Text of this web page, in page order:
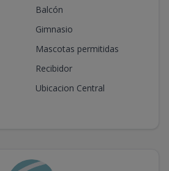
Balcón
Gimnasio
Mascotas permitidas
Recibidor
Ubicacion Central